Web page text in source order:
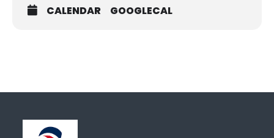
CALENDAR GOOGLECAL